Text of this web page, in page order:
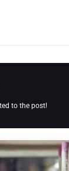
to the post!